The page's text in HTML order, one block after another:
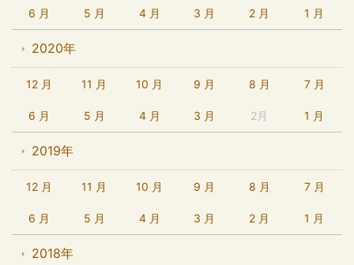
6 月 5 月 4 月 3 月 2 月 1 月
2020年
12 月 11 月 10 月 9 月 8 月 7 月
6 月 5 月 4 月 3 月 2月 1 月
2019年
12 月 11 月 10 月 9 月 8 月 7 月
6 月 5 月 4 月 3 月 2 月 1 月
2018年